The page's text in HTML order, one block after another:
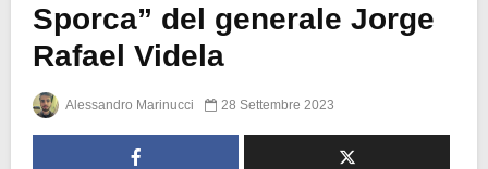
Sporca” del generale Jorge
Rafael Videla
Alessandro Marinucci 28 Settembre 2023